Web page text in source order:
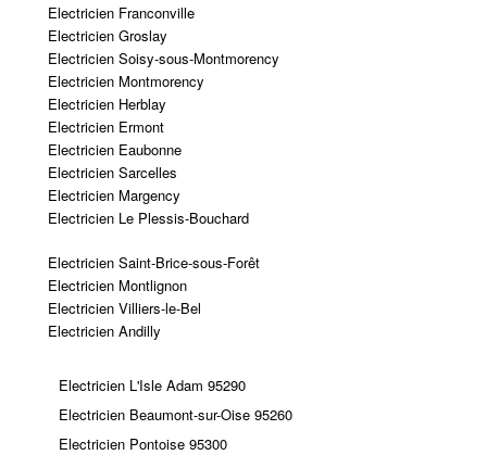
Electricien Franconville
Electricien Groslay
Electricien Soisy-sous-Montmorency
Electricien Montmorency
Electricien Herblay
Electricien Ermont
Electricien Eaubonne
Electricien Sarcelles
Electricien Margency
Electricien Le Plessis-Bouchard
Electricien Saint-Brice-sous-Forêt
Electricien Montlignon
Electricien Villiers-le-Bel
Electricien Andilly
Electricien L'Isle Adam 95290
Electricien Beaumont-sur-Oise 95260
Electricien Pontoise 95300